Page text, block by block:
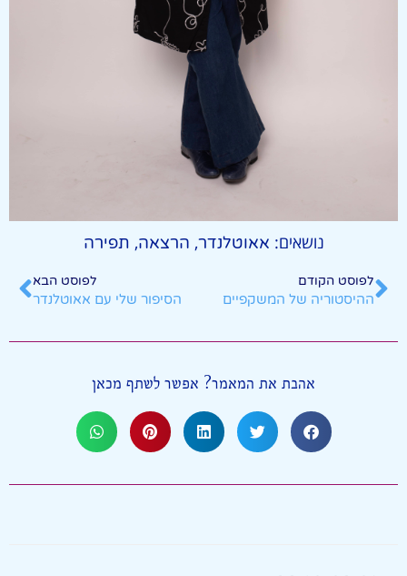
נושאים: אאוטלנדר, הרצאה, תפירה
לפוסט הקודם
ההיסטוריה של המשקפיים
לפוסט הבא
הסיפור שלי עם אאוטלנדר
אהבת את המאמר? אפשר לשתף מכאן